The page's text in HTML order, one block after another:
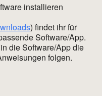
installieren
) findet ihr für
Software/App.
die Software/App die
folgen.